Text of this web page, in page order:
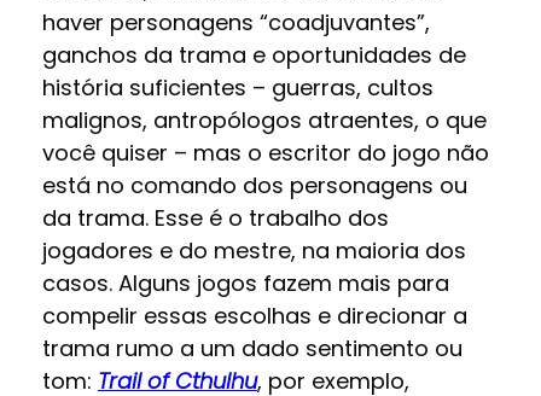
haver personagens “coadjuvantes”,
ganchos da trama e oportunidades de
história suficientes – guerras, cultos
malignos, antropólogos atraentes, o que
você quiser – mas o escritor do jogo não
está no comando dos personagens ou
da trama. Esse é o trabalho dos
jogadores e do mestre, na maioria dos
casos. Alguns jogos fazem mais para
compelir essas escolhas e direcionar a
trama rumo a um dado sentimento ou
tom: Trail of Cthulhu, por exemplo,